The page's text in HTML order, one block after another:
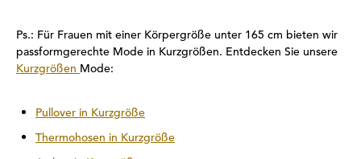
Ps.: Für Frauen mit einer Körpergröße unter 165 cm bieten wir
passformgerechte Mode in Kurzgrößen. Entdecken Sie unsere
Kurzgrößen Mode:
Pullover in Kurzgröße
Thermohosen in Kurzgröße